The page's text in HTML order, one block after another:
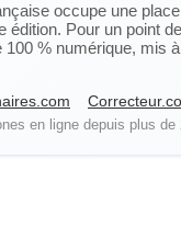
occupe une
édition. Pour un point
% numérique, mis
en ligne depuis plus